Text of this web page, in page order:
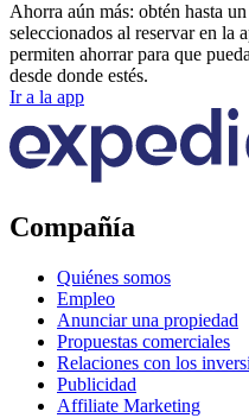
Ahorra aún más: obtén hasta
seleccionados al reservar en la
permiten ahorrar para que
desde donde estés.
Ir a la app
Compañía
Quiénes somos
Empleo
Anunciar una propiedad
Propuestas comerciales
Relaciones con los
Publicidad
Affiliate Marketing